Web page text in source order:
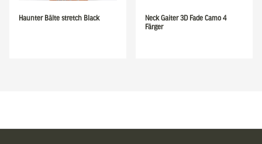
Haunter Bälte stretch Black
Neck Gaiter 3D Fade Camo 4
Färger